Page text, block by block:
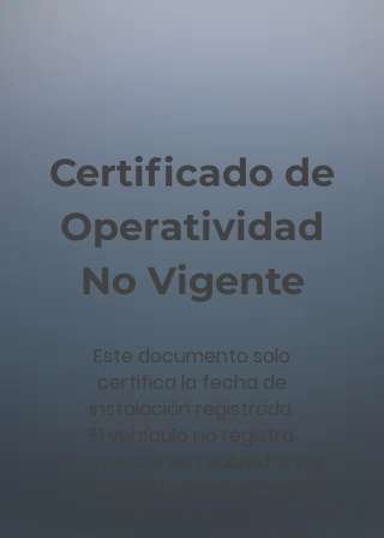
Certificado de
Operatividad
No Vigente
Este documento solo
certifica la fecha de
instalación registrada.
El vehículo no registra